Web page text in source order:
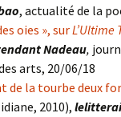
, actualité de la
oies », surL’Ultime
Nadeau,
arts, 20/06/18
de la tourbe deux
2010), l